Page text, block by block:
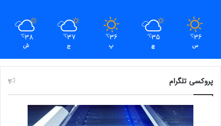
36
℃
س
35
℃
چ
36
℃
پ
37
℃
ج
38
℃
ش
پروکسی تلگرام